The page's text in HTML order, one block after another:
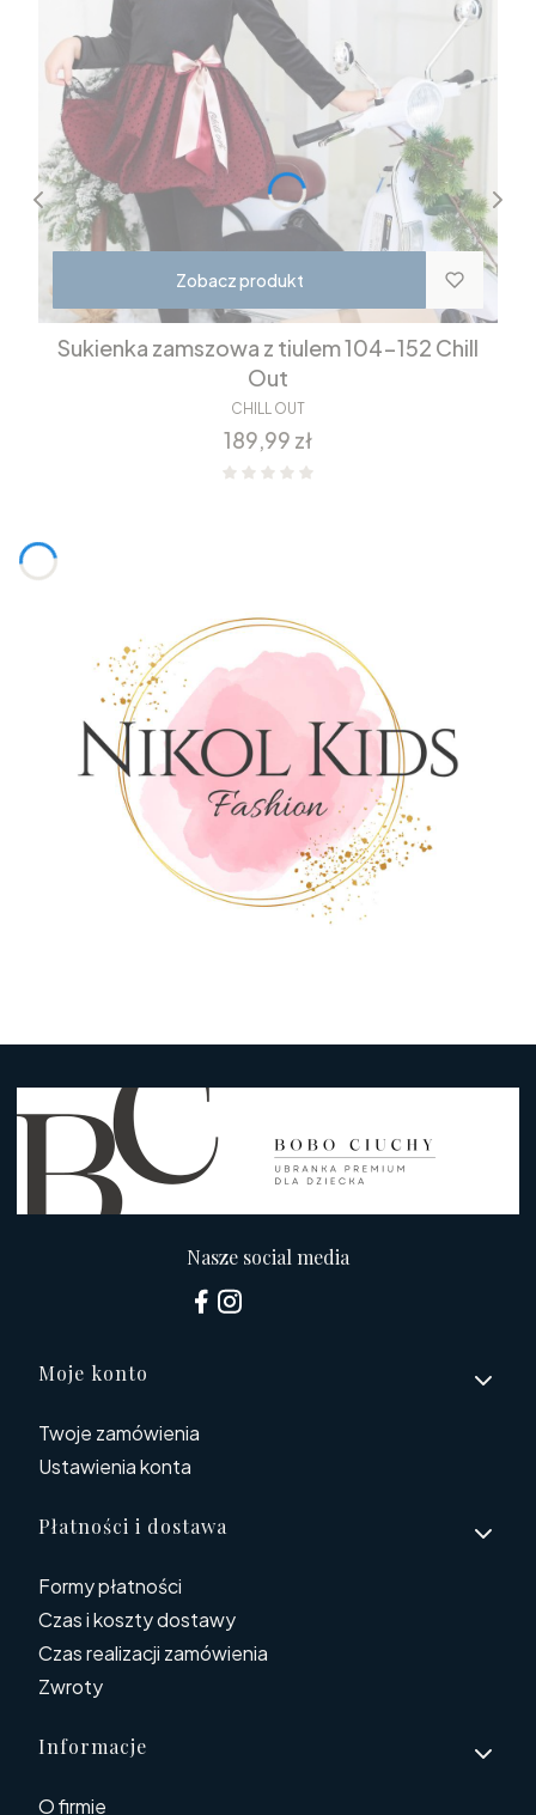
Zobacz produkt
Sukienka zamszowa z tiulem 104-152 Chill
Out
CHILL OUT
Cena
189,99 zł
Nasze social media
Linki w stopce
Moje konto
Twoje zamówienia
Ustawienia konta
Płatności i dostawa
Formy płatności
Czas i koszty dostawy
Czas realizacji zamówienia
Zwroty
Informacje
O firmie